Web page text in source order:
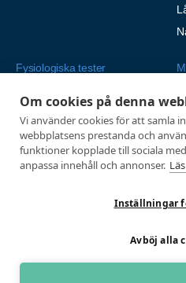
Om cookies på denna
Vi använder cookies för att samla
webbplatsens prestanda och
funktioner kopplade till sociala
anpassa innehåll och annonser.
Inställningar
Avböj alla
Fysiologiska tester
Alla tester
Tröskeltest cykel
Tröskeltest löpning
Tröskeltest skidor
VO2max-test
©